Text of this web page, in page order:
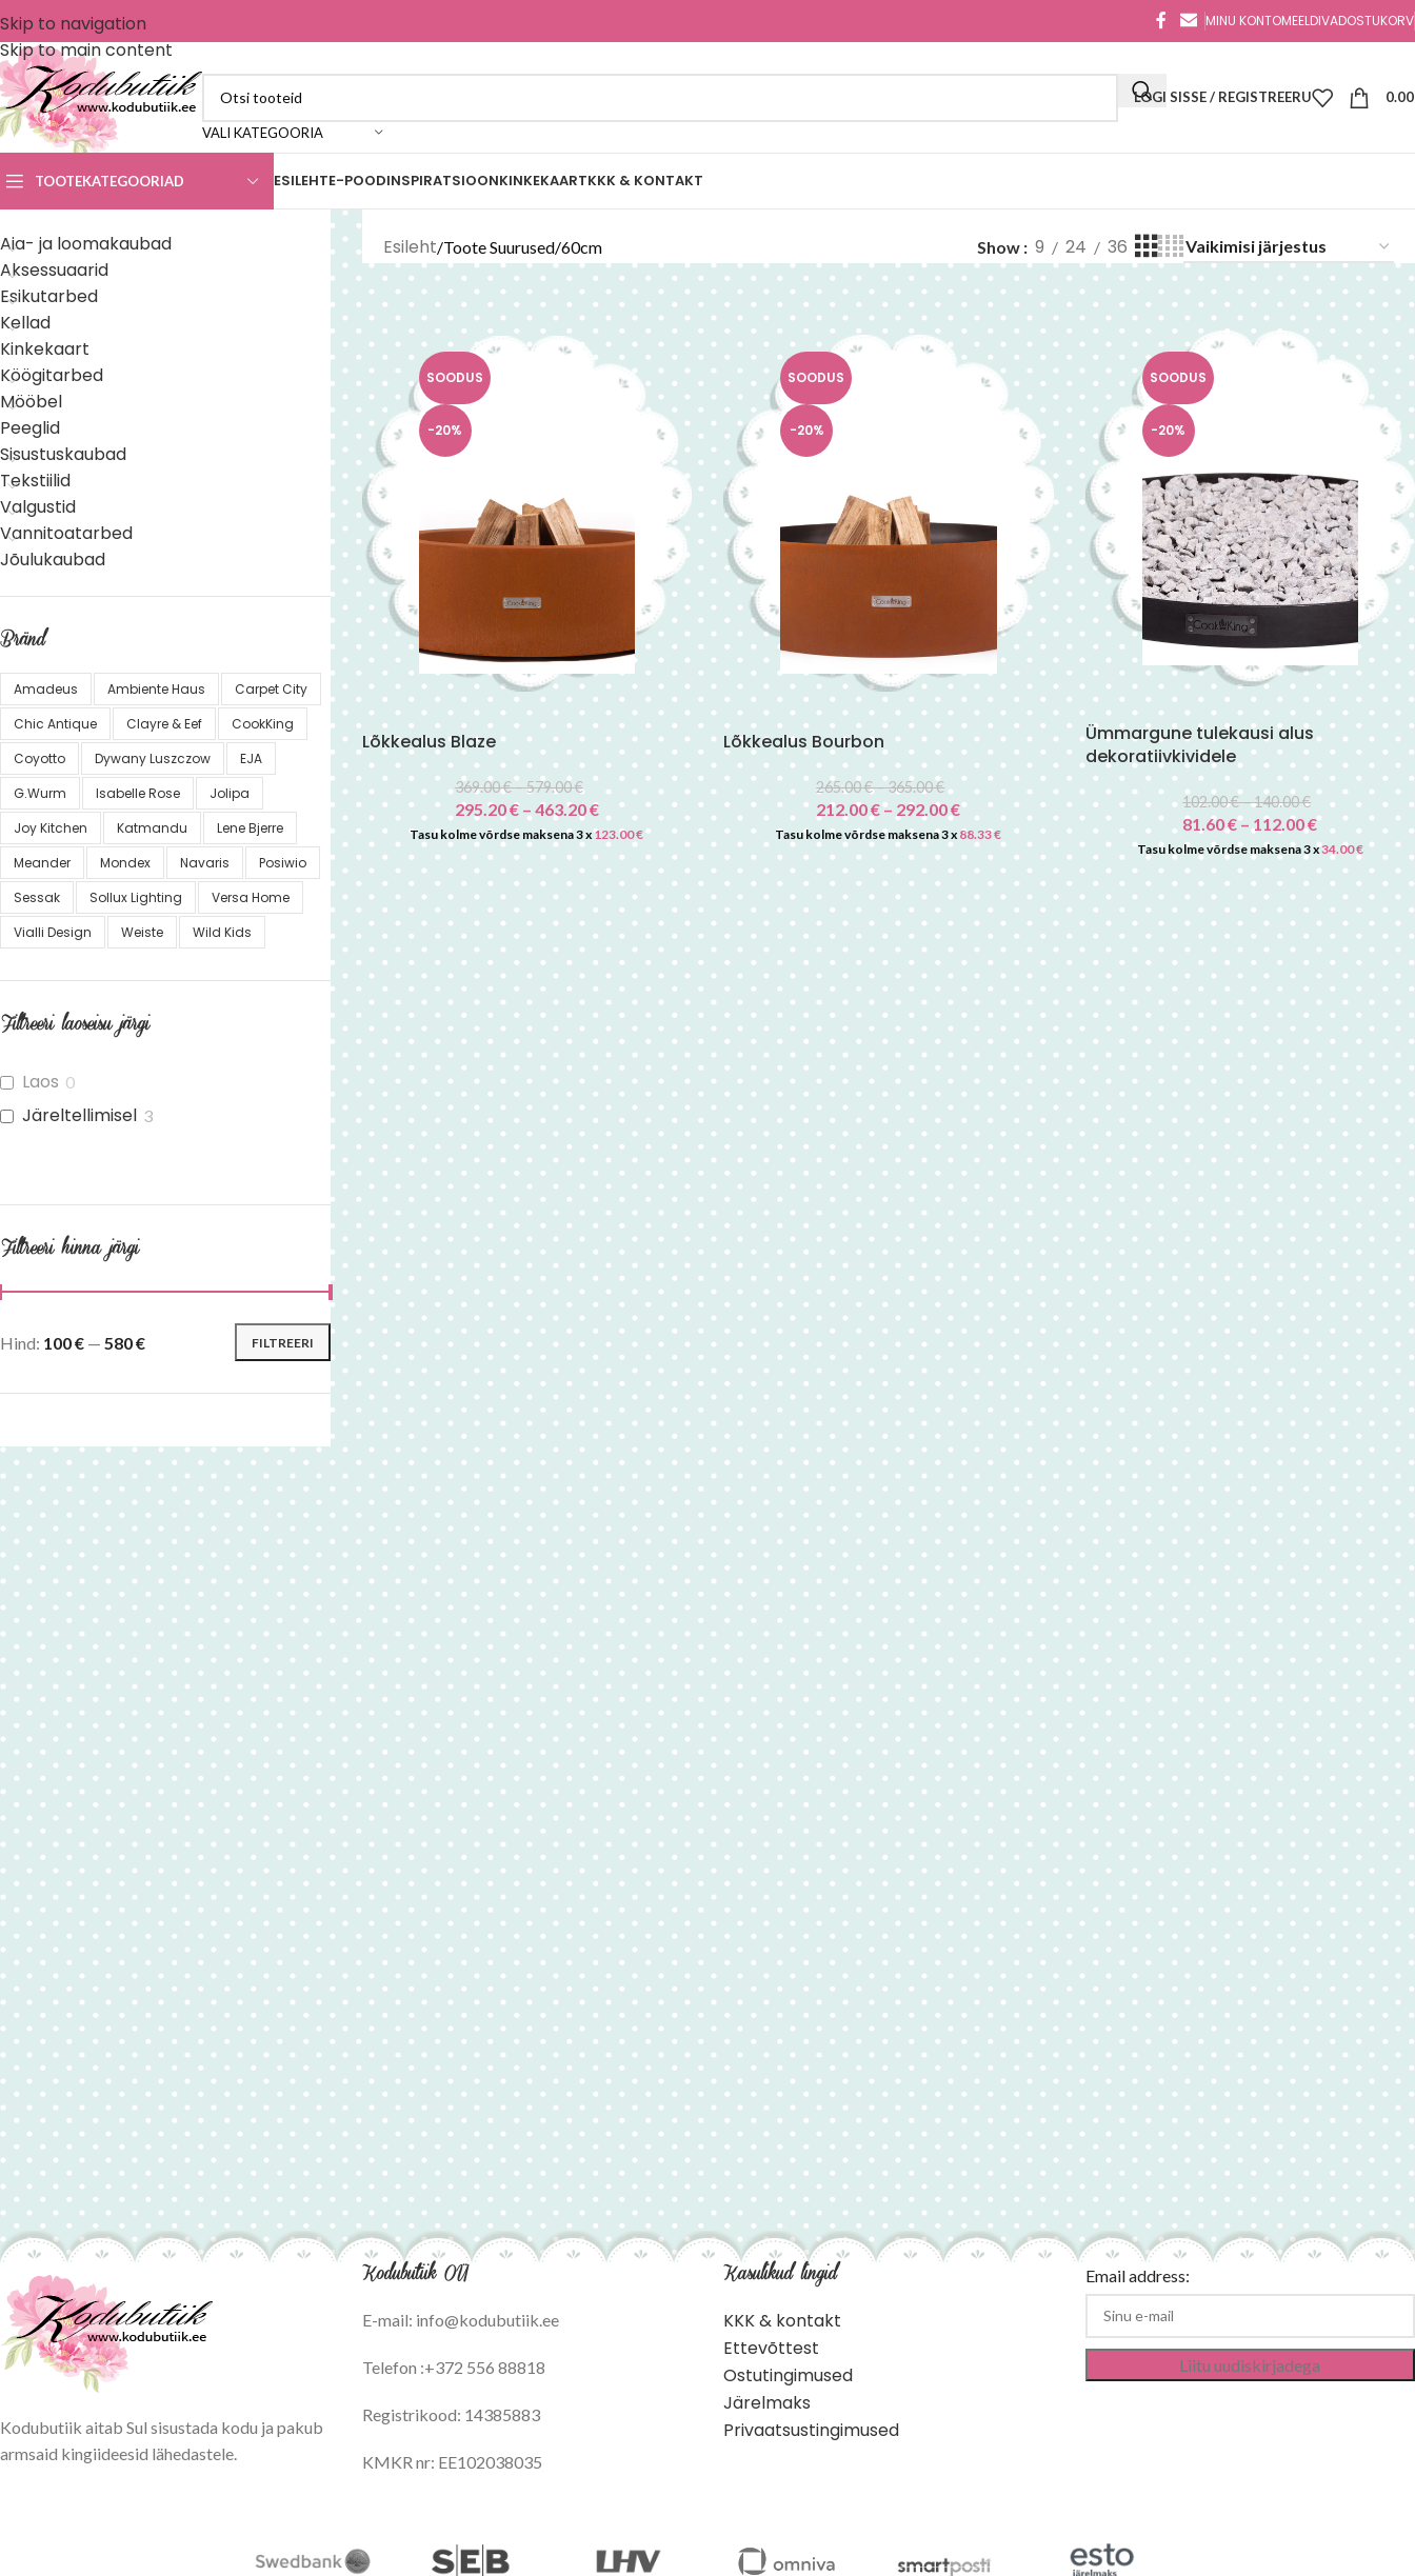
Skip to navigation
Skip to main content
MINU KONTOMEELDIVADOSTUKORV
VALI KATEGOORIA
LOGI SISSE / REGISTREERU
TOOTEKATEGOORIAD ESILEHTE-POODINSPIRATSIOONKINKEKAARTKKK & KONTAKT
Aia- ja loomakaubad
Aksessuaarid
Esikutarbed
Kellad
Kinkekaart
Köögitarbed
Mööbel
Peeglid
Sisustuskaubad
Tekstiilid
Valgustid
Vannitoatarbed
Jõulukaubad
Bränd
Amadeus Ambiente Haus
Carpet City
Chic Antique
Clayre & Eef
CookKing
Coyotto
Dywany Luszczow
EJA
G.Wurm
Isabelle Rose
Jolipa
Joy Kitchen
Katmandu
Lene Bjerre
Meander
Mondex Navaris
Posiwio
Sessak
Sollux Lighting
Versa Home
Vialli Design
Weiste Wild Kids
Filtreeri laoseisu järgi
Laos 0
Järeltellimisel 3
Filtreeri hinna järgi
FILTREERI
Hind: 100 € — 580 €
Esileht Toote Suurused 60cm Show 9 24 36
SOODUS
-20%
Lõkkealus Blaze
369.00€–579.00€
295.20€ – 463.20€
Tasu kolme võrdse maksena 3 x123.00€
SOODUS
-20%
Lõkkealus Bourbon
265.00€–365.00€
212.00€– 292.00€
Tasu kolme võrdse maksena 3 x 88.33€
SOODUS
-20%
Ümmargune tulekausi alus
dekoratiivkividele
102.00€–140.00€
81.60€– 112.00€
Tasu kolme võrdse maksena 3 x34.00€
Kodubutiik aitab Sul sisustada kodu ja pakub
armsaid kingiideesid lähedastele.
Kodubutiik OÜ
E-mail: info@kodubutiik.ee
Telefon :+372 556 88818
Registrikood: 14385883
KMKR nr: EE102038035
Kasulikud lingid
KKK & kontakt
Ettevõttest
Ostutingimused
Järelmaks
Privaatsustingimused
Email address: